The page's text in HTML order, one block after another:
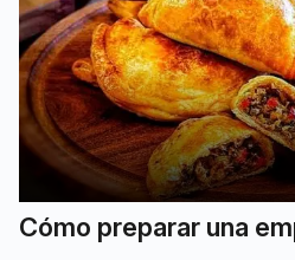
Cómo preparar una